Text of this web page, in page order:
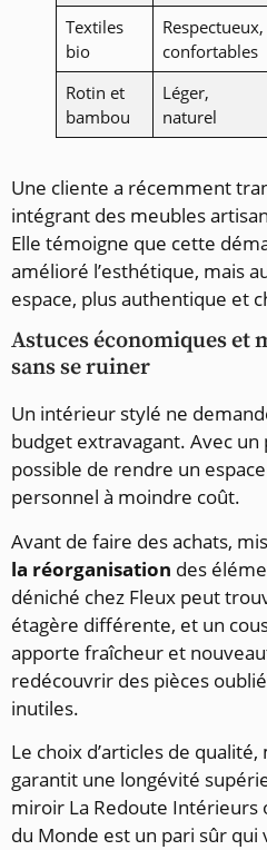
Textiles
bio
Respectueux,
confortables
Rotin et
bambou
Léger,
naturel
Une cliente a récemment
intégrant des meubles
Elle témoigne que cette
amélioré l’esthétique, mais
espace, plus authentique et
Astuces économiques et
sans se ruiner
Un intérieur stylé ne
budget extravagant. Avec
possible de rendre un
personnel à moindre coût.
Avant de faire des achats,
la réorganisation des
déniché chez Fleux peut
étagère différente, et un
apporte fraîcheur et
redécouvrir des pièces
inutiles.
Le choix d’articles de
garantit une longévité
miroir La Redoute Intérieurs
du Monde est un pari sûr